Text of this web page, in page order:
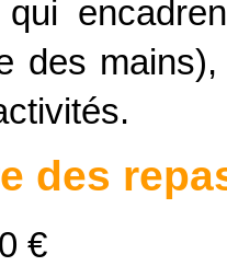
qui
des
des
€